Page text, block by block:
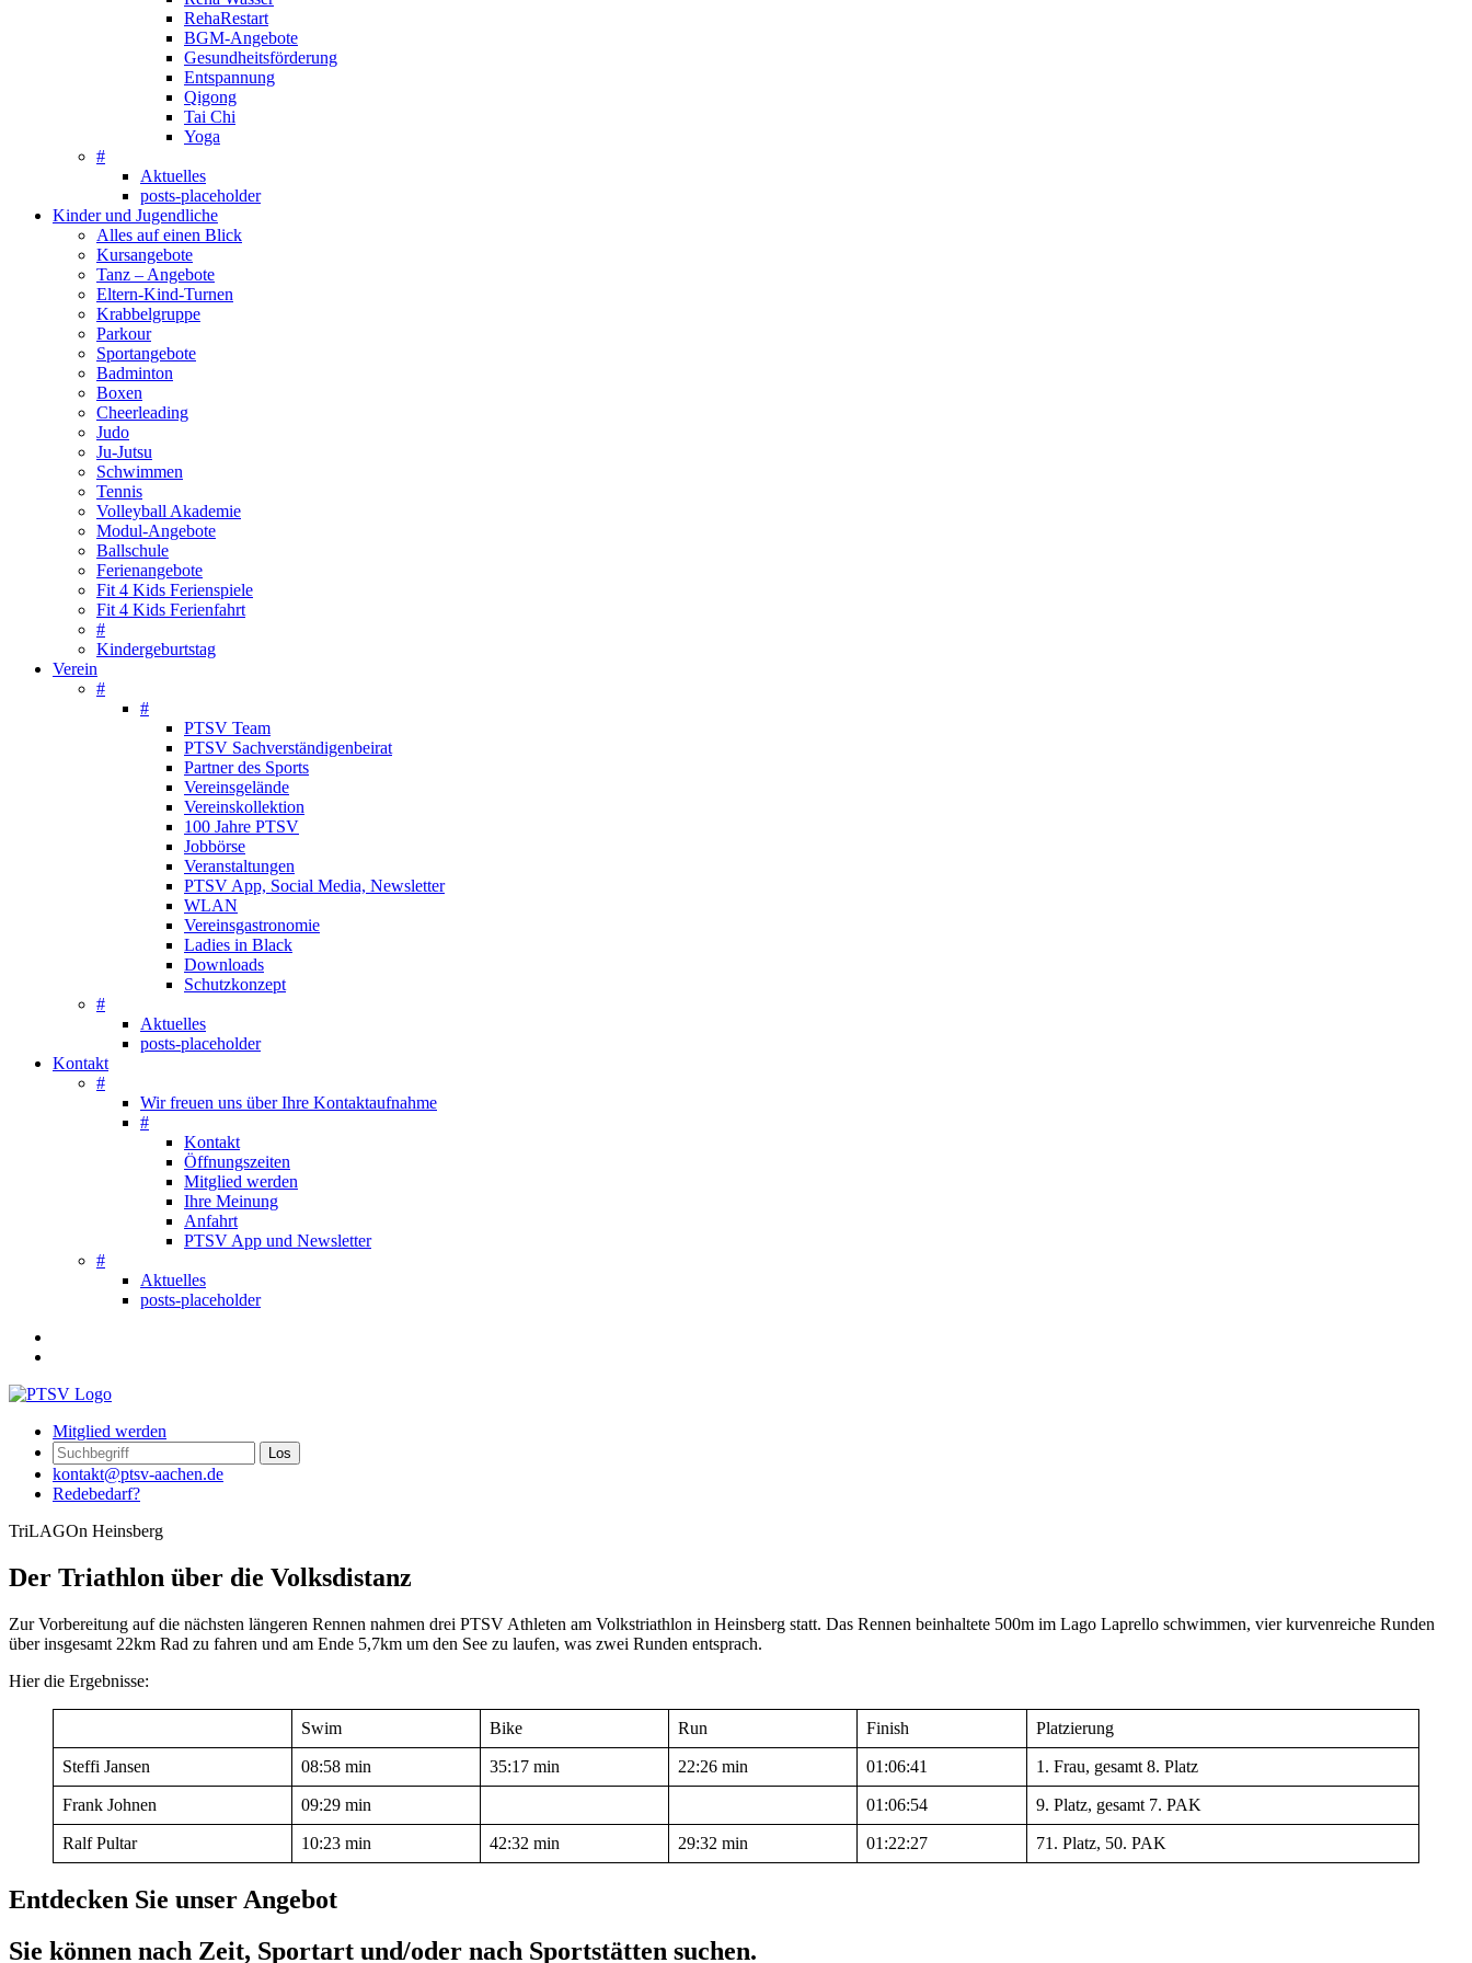
RehaRestart
BGM-Angebote
Gesundheitsförderung
Entspannung
Qigong
Tai Chi
Yoga
#
Aktuelles
posts-placeholder
Kinder und Jugendliche
Alles auf einen Blick
Kursangebote
Tanz – Angebote
Eltern-Kind-Turnen
Krabbelgruppe
Parkour
Sportangebote
Badminton
Boxen
Cheerleading
Judo
Ju-Jutsu
Schwimmen
Tennis
Volleyball Akademie
Modul-Angebote
Ballschule
Ferienangebote
Fit 4 Kids Ferienspiele
Fit 4 Kids Ferienfahrt
#
Kindergeburtstag
Verein
#
#
PTSV Team
PTSV Sachverständigenbeirat
Partner des Sports
Vereinsgelände
Vereinskollektion
100 Jahre PTSV
Jobbörse
Veranstaltungen
PTSV App, Social Media, Newsletter
WLAN
Vereinsgastronomie
Ladies in Black
Downloads
Schutzkonzept
#
Aktuelles
posts-placeholder
Kontakt
#
Wir freuen uns über Ihre Kontaktaufnahme
#
Kontakt
Öffnungszeiten
Mitglied werden
Ihre Meinung
Anfahrt
PTSV App und Newsletter
#
Aktuelles
posts-placeholder
Mitglied werden
kontakt@ptsv-aachen.de
Redebedarf?
TriLAGOn Heinsberg
Der Triathlon über die Volksdistanz
Zur Vorbereitung auf die nächsten längeren Rennen nahmen drei PTSV Athleten am Volkstriathlon in Heinsberg statt. Das Rennen beinhaltete 500m im Lago Laprello schwimmen, vier kurvenreiche Runden
über insgesamt 22km Rad zu fahren und am Ende 5,7km um den See zu laufen, was zwei Runden entsprach.
Hier die Ergebnisse:
Swim Bike Run Finish Platzierung
Steffi Jansen 08:58 min 35:17 min 22:26 min 01:06:41 1. Frau, gesamt 8. Platz
Frank Johnen 09:29 min 01:06:54 9. Platz, gesamt 7. PAK
Ralf Pultar 10:23 min 42:32 min 29:32 min 01:22:27 71. Platz, 50. PAK
Entdecken Sie unser Angebot
Sie können nach Zeit, Sportart und/oder nach Sportstätten suchen.